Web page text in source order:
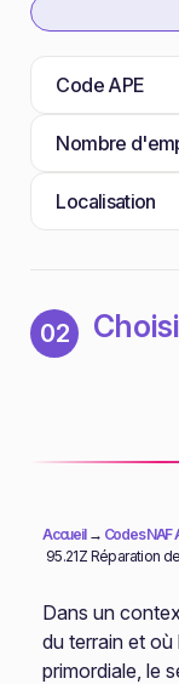
Code APE
Nombre
Localisation
02
Accueil→ Codes NAF
95.21Z Réparation
Dans un
du terrain et où
primordiale, le